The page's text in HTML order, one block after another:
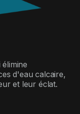
d'eau calcaire,
et leur éclat.